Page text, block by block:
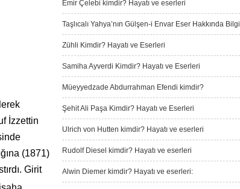
İzzettin
(1871)
Girit
Emir Çelebi kimdir? Hayatı ve eserleri
Taşlıcalı Yahya’nın Gülşen-i Envar Eser Hakkında Bilgi
Zühli Kimdir? Hayatı ve Eserleri
Samiha Ayverdi Kimdir? Hayatı ve Eserleri
Müeyyedzade Abdurrahman Efendi kimdir?
Şehit Ali Paşa Kimdir? Hayatı ve Eserleri
Ulrich von Hutten kimdir? Hayatı ve eserleri
Rudolf Diesel kimdir? Hayatı ve eserleri
Alwin Diemer kimdir? Hayatı ve eserleri: